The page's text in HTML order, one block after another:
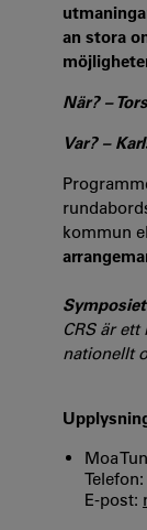
an stora
När? –
Var? –
kommun
CRS är
nationellt
Moa
E-post: